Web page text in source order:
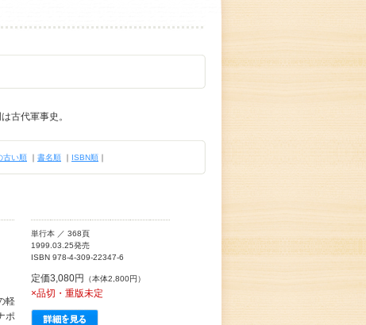
古代軍事史。
古い順 ｜ 書名順 ｜ ISBN順 ｜
軽
ポ
単行本 ／ 368頁
1999.03.25発売
ISBN 978-4-309-22347-6
定価3,080円 （本体2,800円）
×品切・重版未定